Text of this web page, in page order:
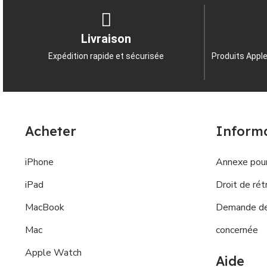
Livraison
Expédition rapide et sécurisée
Produits
Acheter
iPhone
iPad
MacBook
Mac
Apple Watch
Annexe
Droit de
Demande
concernée
Aide